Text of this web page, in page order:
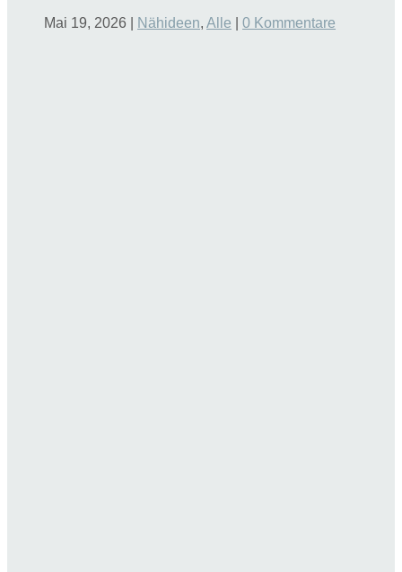
Mai 19, 2026 Nähideen,Alle |0 Kommentare